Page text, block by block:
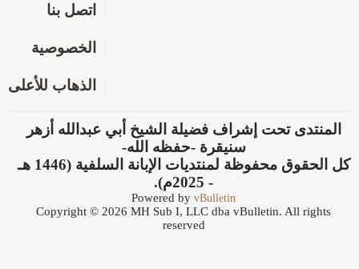
اتصل بنا
الخصوصية
الذهاب للأعلى
المنتدى تحت إشراف فضيلة الشيخ أبي عبدالله أزهر
سنيقرة -حفظه الله-
كل الحقوق محفوظة لمنتديات الإبانة السلفية (1446 هـ
- 2025م).
Powered by vBulletin
Copyright © 2026 MH Sub I, LLC dba vBulletin. All rights
reserved